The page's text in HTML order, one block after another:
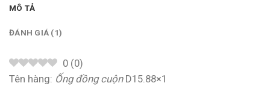
MÔ TẢ
ĐÁNH GIÁ (1)
0 (0)
Tên hàng: Ống đồng cuộn D15.88×1